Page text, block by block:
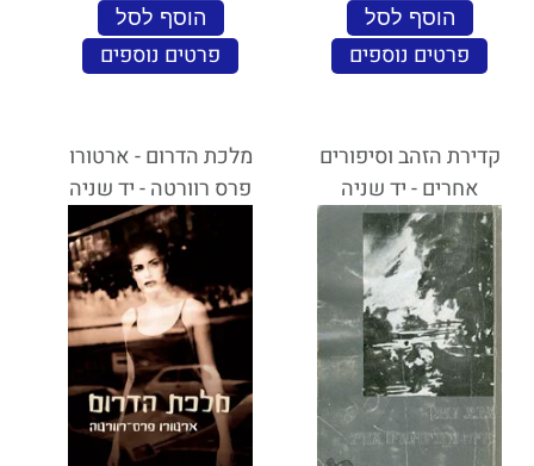
הוסף לסל
פרטים נוספים
הוסף לסל
פרטים נוספים
קדירת הזהב וסיפורים
אחרים - יד שניה
מלכת הדרום - ארטורו
פרס רוורטה - יד שניה